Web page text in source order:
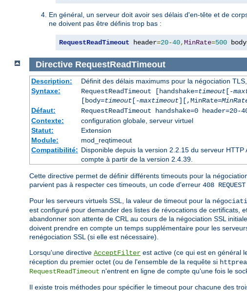
En général, un serveur doit avoir ses délais d'en-tête et de
ne doivent pas être définis trop bas :
RequestReadTimeout header=20-40,MinRate=500 body
Directive RequestReadTimeout
Description:
Définit des délais maximums pour la négociation
Syntaxe:
RequestReadTimeout [handshake=timeout[-
[body=timeout[-maxtimeout][,MinRate=
Défaut:
RequestReadTimeout handshake=0 header=20-
Contexte:
configuration globale, serveur virtuel
Statut:
Extension
Module:
mod_reqtimeout
Compatibilité: Disponible depuis la version 2.2.15 du serveur
compte à partir de la version 2.4.39.
Cette directive permet de définir différents timeouts pour la
parvient pas à respecter ces timeouts, un code d'erreur 408
Pour les serveurs virtuels SSL, la valeur de timeout pour la
est configuré pour demander des listes de révocations de certificats,
abandonner son attente de CRL au cours de la négociation SSL
doivent prendre en compte un temps supplémentaire pour les
renégociation SSL (si elle est nécessaire).
Lorsqu'une directive AcceptFilter est active (ce qui est en général
réception du premier octet (ou de l'ensemble de la requête si
RequestReadTimeout n'entrent en ligne de compte qu'une fois le
Il existe trois méthodes pour spécifier le timeout pour chacune des